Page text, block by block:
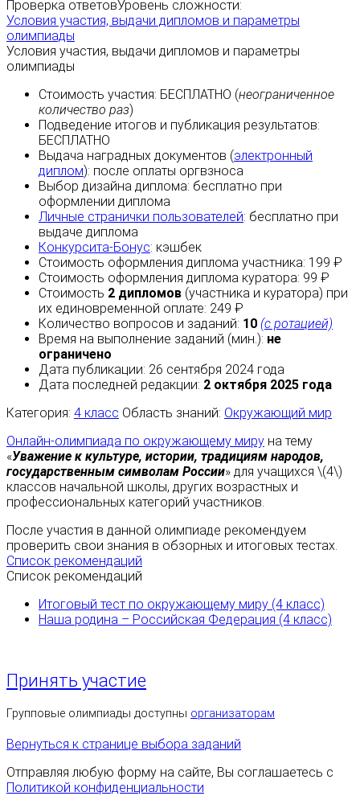
Проверка ответовУровень сложности:
Условия участия, выдачи дипломов и параметры
олимпиады
Условия участия, выдачи дипломов и параметры
олимпиады
Стоимость участия: БЕСПЛАТНО (неограниченное
количество раз)
Подведение итогов и публикация результатов:
БЕСПЛАТНО
Выдача наградных документов (электронный
диплом): после оплаты оргвзноса
Выбор дизайна диплома: бесплатно при
оформлении диплома
Личные странички пользователей: бесплатно при
выдаче диплома
Конкурсита-Бонус: кэшбек
Стоимость оформления диплома участника: 199 ₽
Стоимость оформления диплома куратора: 99 ₽
Стоимость 2 дипломов (участника и куратора) при
их единовременной оплате: 249 ₽
Количество вопросов и заданий: 10 (с ротацией)
Время на выполнение заданий (мин.): не
ограничено
Дата публикации: 26 сентября 2024 года
Дата последней редакции: 2 октября 2025 года
Категория: 4 класс Область знаний: Окружающий мир
Онлайн-олимпиада по окружающему миру на тему
«Уважение к культуре, истории, традициям народов,
государственным символам России» для учащихся \(4\)
классов начальной школы, других возрастных и
профессиональных категорий участников.
После участия в данной олимпиаде рекомендуем
проверить свои знания в обзорных и итоговых тестах.
Список рекомендаций
Список рекомендаций
Итоговый тест по окружающему миру (4 класс)
Наша родина – Российская Федерация (4 класс)
Принять участие
Групповые олимпиады доступны организаторам
Вернуться к странице выбора заданий
Отправляя любую форму на сайте, Вы соглашаетесь с
Политикой конфиденциальности